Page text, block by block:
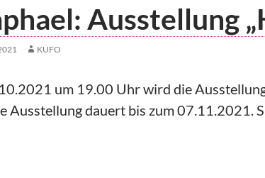
Ausstellung
KUFO
um 19.00 Uhr wird die
Ausstellung dauert bis zum 07.11.2021.